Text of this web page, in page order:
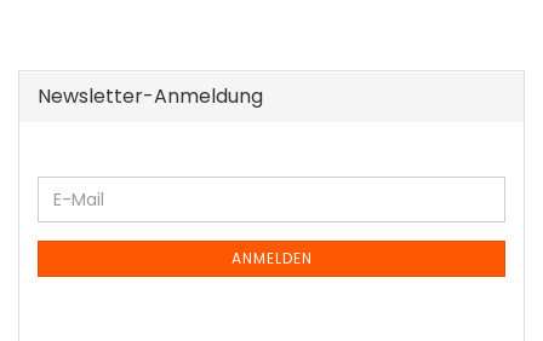
Newsletter-Anmeldung
WEITER
ZUR
NEWSLETTER-
E-
Mail
ANMELDEN